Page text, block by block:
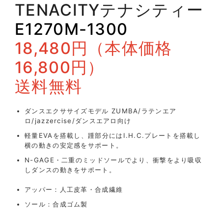
TENACITYテナシティー
E1270M-1300
18,480円（本体価格
16,800円）
送料無料
ダンスエクササイズモデル ZUMBA/ラテンエア
ロ/jazzercise/ダンスエアロ向け
軽量EVAを搭載し、踵部分にはI.H.C.プレートを搭載し
横の動きの安定感をサポート。
N-GAGE・二重のミッドソールでより、衝撃をより吸収
しダンスの動きをサポート。
アッパー：人工皮革・合成繊維
ソール：合成ゴム製